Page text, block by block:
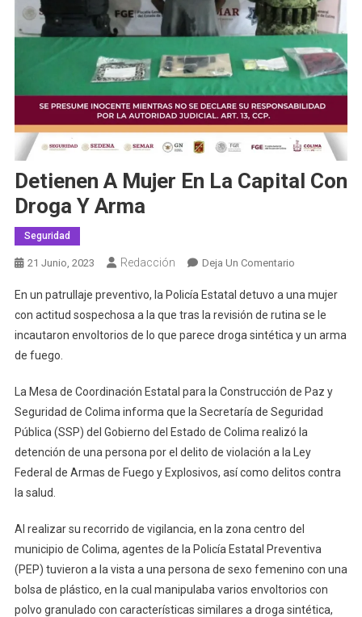
Detienen A Mujer En La Capital Con
Droga Y Arma
Seguridad
21 Junio, 2023 Redacción Deja Un ComentarioEn
A
Mujer
En
Con
Droga
Y
Arma
En un patrullaje preventivo, la Policía Estatal detuvo a una mujer
con actitud sospechosa a la que tras la revisión de rutina se le
incautaron envoltorios de lo que parece droga sintética y un arma
de fuego.
La Mesa de Coordinación Estatal para la Construcción de Paz y
Seguridad de Colima informa que la Secretaría de Seguridad
Pública (SSP) del Gobierno del Estado de Colima realizó la
detención de una persona por el delito de violación a la Ley
Federal de Armas de Fuego y Explosivos, así como delitos contra
la salud.
Al realizar su recorrido de vigilancia, en la zona centro del
municipio de Colima, agentes de la Policía Estatal Preventiva
(PEP) tuvieron a la vista a una persona de sexo femenino con una
bolsa de plástico, en la cual manipulaba varios envoltorios con
polvo granulado con características similares a droga sintética,